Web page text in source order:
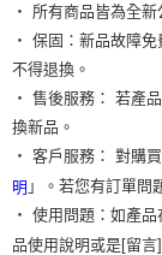
‧ 所有商品皆為全新
‧ 保固：新品故障
不得退換。
‧ 售後服務： 若產
換新品。
‧ 客戶服務： 對購
明 」。若您有訂單問
‧ 使用問題：如產
品使用說明或是[留言